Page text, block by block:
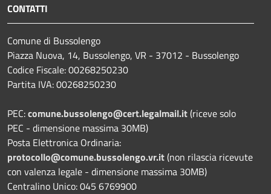
CONTATTI
Comune di Bussolengo
Piazza Nuova, 14, Bussolengo, VR - 37012 - Bussolengo
Codice Fiscale: 00268250230
Partita IVA: 00268250230
PEC:comune.bussolengo@cert.legalmail.it(riceve solo
PEC - dimensione massima 30MB)
Posta Elettronica Ordinaria:
protocollo@comune.bussolengo.vr.it(non rilascia ricevute
con valenza legale - dimensione massima 30MB)
Centralino Unico: 045 6769900